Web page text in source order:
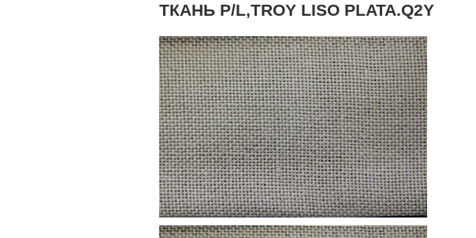
ТКАНЬ P/L,TROY LISO PLATA.Q2Y